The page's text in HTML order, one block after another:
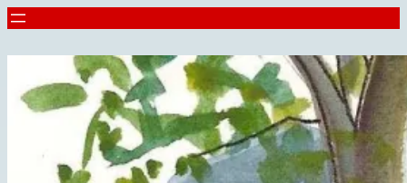
Spring